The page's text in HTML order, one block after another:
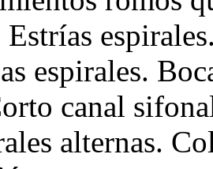
Estrías
espirales.
canal
alternas.